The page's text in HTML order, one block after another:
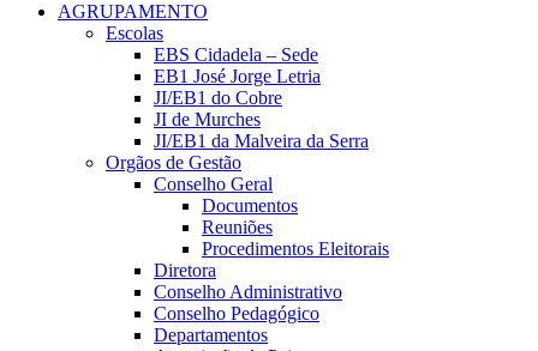
AGRUPAMENTO
Escolas
EBS Cidadela – Sede
EB1 José Jorge Letria
JI/EB1 do Cobre
JI de Murches
JI/EB1 da Malveira da Serra
Orgãos de Gestão
Conselho Geral
Documentos
Reuniões
Procedimentos Eleitorais
Diretora
Conselho Administrativo
Conselho Pedagógico
Departamentos